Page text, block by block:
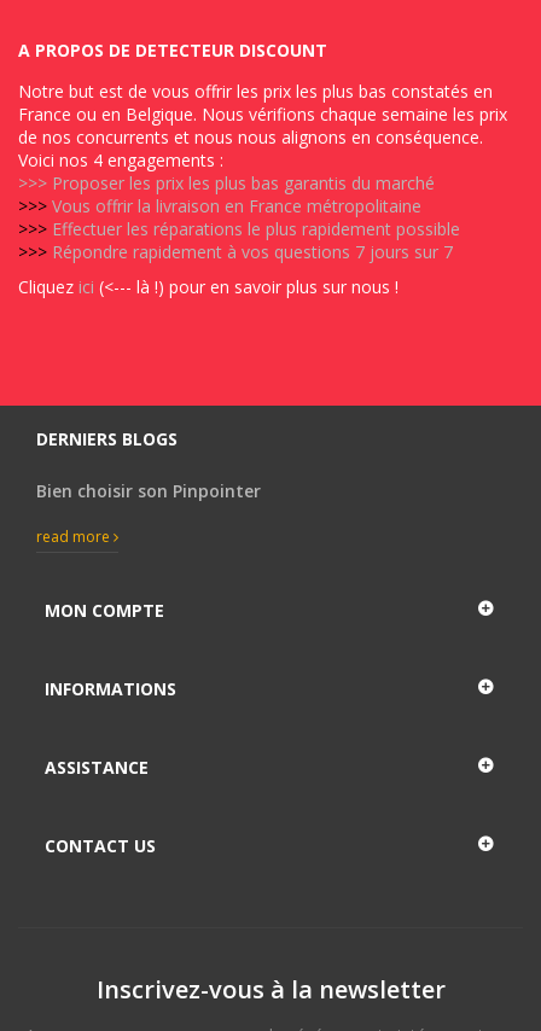
A PROPOS DE DETECTEUR DISCOUNT
Notre but est de vous offrir les prix les plus bas constatés en
France ou en Belgique. Nous vérifions chaque semaine les prix
de nos concurrents et nous nous alignons en conséquence.
Voici nos 4 engagements :
>>> Proposer les prix les plus bas garantis du marché
>>> Vous offrir la livraison en France métropolitaine
>>> Effectuer les réparations le plus rapidement possible
>>> Répondre rapidement à vos questions 7 jours sur 7
Cliquez ici (<--- là !) pour en savoir plus sur nous !
DERNIERS BLOGS
Bien choisir son Pinpointer
read more
MON COMPTE
INFORMATIONS
ASSISTANCE
CONTACT US
Inscrivez-vous à la newsletter